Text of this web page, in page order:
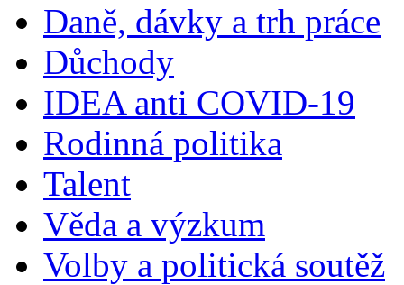
Daně, dávky a trh práce
Důchody
IDEA anti COVID-19
Rodinná politika
Talent
Věda a výzkum
Volby a politická soutěž